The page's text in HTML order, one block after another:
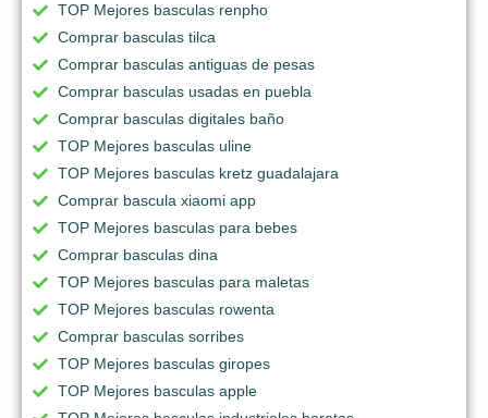
TOP Mejores basculas renpho
Comprar basculas tilca
Comprar basculas antiguas de pesas
Comprar basculas usadas en puebla
Comprar basculas digitales baño
TOP Mejores basculas uline
TOP Mejores basculas kretz guadalajara
Comprar bascula xiaomi app
TOP Mejores basculas para bebes
Comprar basculas dina
TOP Mejores basculas para maletas
TOP Mejores basculas rowenta
Comprar basculas sorribes
TOP Mejores basculas giropes
TOP Mejores basculas apple